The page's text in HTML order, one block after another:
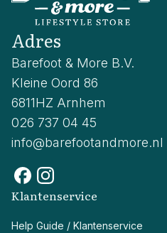
Adres
Barefoot & More B.V.
Kleine Oord 86
6811HZ Arnhem
026 737 04 45
info@barefootandmore.nl
Klantenservice
Help Guide / Klantenservice